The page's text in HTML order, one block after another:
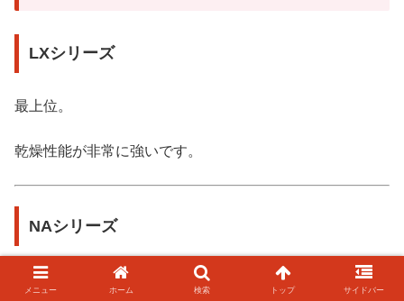
LXシリーズ
最上位。
乾燥性能が非常に強いです。
NAシリーズ
価格バランス良好。
メニュー ホーム 検索 トップ サイドバー